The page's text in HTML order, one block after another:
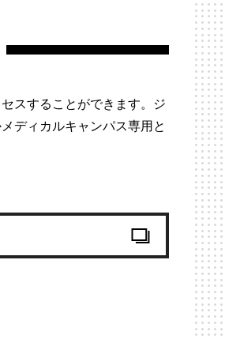
スすることができます。ジ
ディカルキャンパス専用と